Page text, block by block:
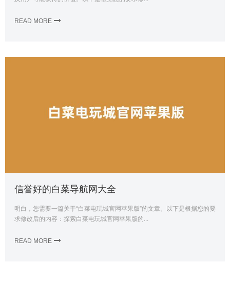
READ MORE
信誉好的白菜导航网大全
明白，您需要一篇关于“白菜电玩城官网苹果版”的文章。以下是根据您的要
求修改后的内容：探索白菜电玩城官网苹果版的...
READ MORE